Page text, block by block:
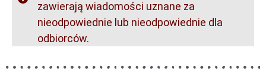
zawierają wiadomości uznane za
nieodpowiednie lub nieodpowiednie dla
odbiorców.